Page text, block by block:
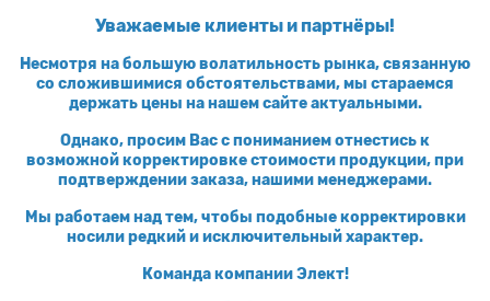
Уважаемые клиенты и партнёры!
Несмотря на большую волатильность рынка, связанную
со сложившимися обстоятельствами, мы стараемся
держать цены на нашем сайте актуальными.
Однако, просим Вас с пониманием отнестись к
возможной корректировке стоимости продукции, при
подтверждении заказа, нашими менеджерами.
Мы работаем над тем, чтобы подобные корректировки
носили редкий и исключительный характер.
Команда компании Элект!